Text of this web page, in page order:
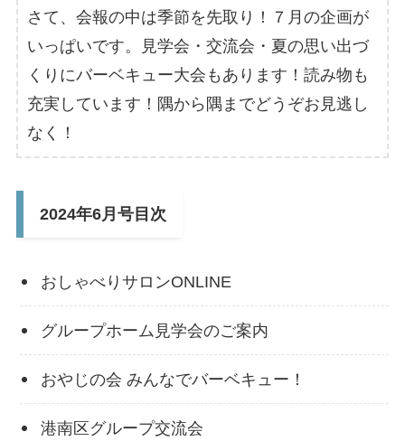
さて、会報の中は季節を先取り！７月の企画が
いっぱいです。見学会・交流会・夏の思い出づ
くりにバーベキュー大会もあります！読み物も
充実しています！隅から隅までどうぞお見逃し
なく！
2024年6月号目次
おしゃべりサロンONLINE
グループホーム見学会のご案内
おやじの会 みんなでバーベキュー！
港南区グループ交流会